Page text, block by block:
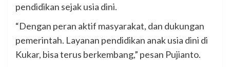
pendidikan sejak usia dini.
“Dengan peran aktif masyarakat, dan dukungan
pemerintah. Layanan pendidikan anak usia dini di
Kukar, bisa terus berkembang,” pesan Pujianto.